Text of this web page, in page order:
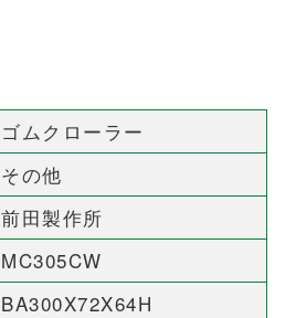
ゴムクローラー
その他
前田製作所
MC305CW
BA300X72X64H